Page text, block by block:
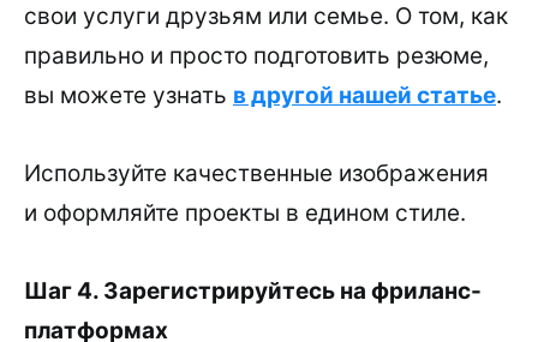
свои услуги друзьям или семье. О том, как
правильно и просто подготовить резюме,
вы можете узнать в другой нашей статье.
Используйте качественные изображения
и оформляйте проекты в едином стиле.
Шаг 4. Зарегистрируйтесь на фриланс-
платформах